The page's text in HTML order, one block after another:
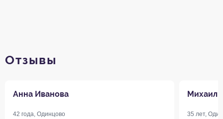
Отзывы
Анна Иванова
42 года, Одинцово
Михаил
35 лет,